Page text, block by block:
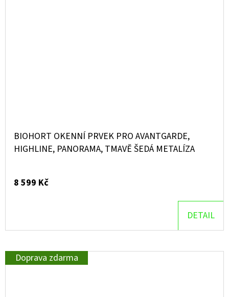
BIOHORT OKENNÍ PRVEK PRO AVANTGARDE,
HIGHLINE, PANORAMA, TMAVĚ ŠEDÁ METALÍZA
8 599 Kč
DETAIL
Doprava zdarma